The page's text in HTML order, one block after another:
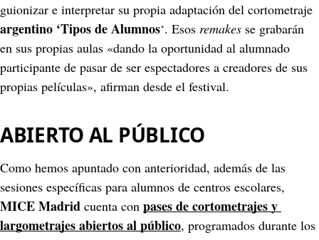
guionizar e interpretar su propia adaptación del cortometraje
argentino ‘Tipos de Alumnos‘. Esos remakes se grabarán
en sus propias aulas «dando la oportunidad al alumnado
participante de pasar de ser espectadores a creadores de sus
propias películas», afirman desde el festival.
ABIERTO AL PÚBLICO
Como hemos apuntado con anterioridad, además de las
sesiones específicas para alumnos de centros escolares,
MICE Madrid cuenta con pases de cortometrajes y
largometrajes abiertos al público, programados durante los